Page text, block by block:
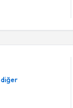
diğer